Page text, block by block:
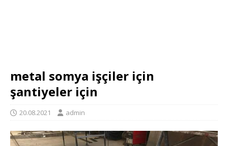
metal somya işçiler için
şantiyeler için
20.08.2021 admin